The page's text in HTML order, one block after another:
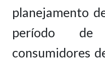
planejamento
período de
consumidores